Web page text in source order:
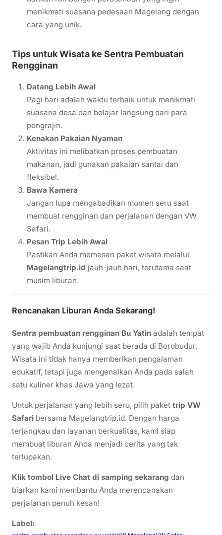
menikmati suasana pedesaan Magelang dengan
cara yang unik.
Tips untuk Wisata ke Sentra Pembuatan
Rengginan
Datang Lebih Awal
Pagi hari adalah waktu terbaik untuk menikmati
suasana desa dan belajar langsung dari para
pengrajin.
Kenakan Pakaian Nyaman
Aktivitas ini melibatkan proses pembuatan
makanan, jadi gunakan pakaian santai dan
fleksibel.
Bawa Kamera
Jangan lupa mengabadikan momen seru saat
membuat rengginan dan perjalanan dengan VW
Safari.
Pesan Trip Lebih Awal
Pastikan Anda memesan paket wisata melalui
Magelangtrip.id jauh-jauh hari, terutama saat
musim liburan.
Rencanakan Liburan Anda Sekarang!
Sentra pembuatan rengginan Bu Yatin adalah tempat
yang wajib Anda kunjungi saat berada di Borobudur.
Wisata ini tidak hanya memberikan pengalaman
edukatif, tetapi juga mengenalkan Anda pada salah
satu kuliner khas Jawa yang lezat.
Untuk perjalanan yang lebih seru, pilih paket trip VW
Safari bersama Magelangtrip.id. Dengan harga
terjangkau dan layanan berkualitas, kami siap
membuat liburan Anda menjadi cerita yang tak
terlupakan.
Klik tombol Live Chat di samping sekarang dan
biarkan kami membantu Anda merencanakan
perjalanan penuh kesan!
Label: